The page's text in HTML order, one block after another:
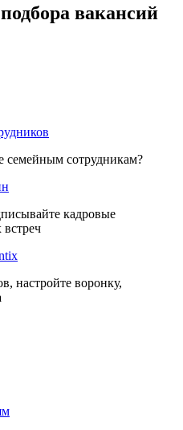
вакансий
семейным сотрудникам?
кадровые
настройте воронку,